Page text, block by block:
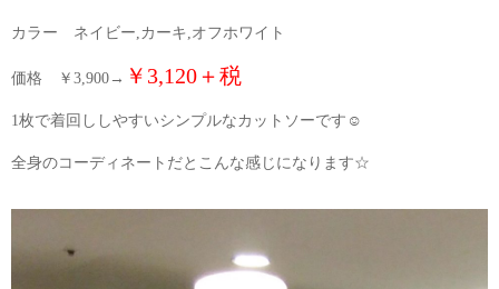
カラー ネイビー,カーキ,オフホワイト
価格 ￥3,900→ ￥3,120＋税
1枚で着回ししやすいシンプルなカットソーです☺
全身のコーディネートだとこんな感じになります☆